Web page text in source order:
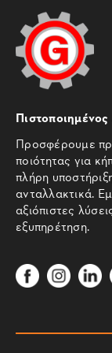
Προσφέρουμε
ποιότητας για
πλήρη
ανταλλακτικά.
αξιόπιστες
εξυπηρέτηση.